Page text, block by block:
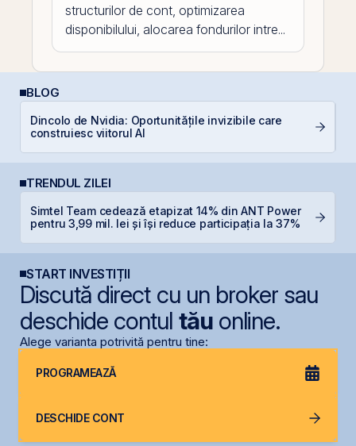
structurilor de cont, optimizarea
disponibilului, alocarea fondurilor intre...
BLOG
Dincolo de Nvidia: Oportunitățile invizibile care
construiesc viitorul AI
TRENDUL ZILEI
Simtel Team cedează etapizat 14% din ANT Power
pentru 3,99 mil. lei și își reduce participația la 37%
START INVESTIȚII
Discută direct cu un broker sau
deschide contul tăuonline.
Alege varianta potrivită pentru tine:
PROGRAMEAZĂ
DESCHIDE CONT